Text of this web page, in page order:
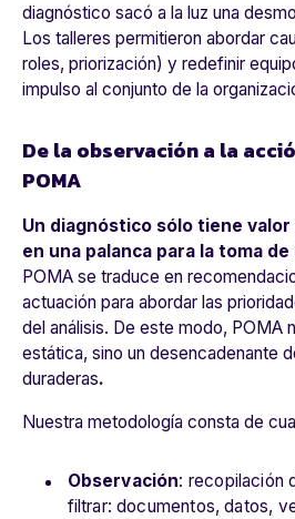
diagnóstico sacó a la luz una
Los talleres permitieron abordar
roles, priorización) y redefinir
impulso al conjunto de la
De la observación a la
POMA
Un diagnóstico sólo tiene
en una palanca para la toma
POMA se traduce en
actuación para abordar las
del análisis. De este modo, POMA
estática, sino un desencadenante
duraderas.
Nuestra metodología consta de
Observación: recopilación
filtrar: documentos, datos,